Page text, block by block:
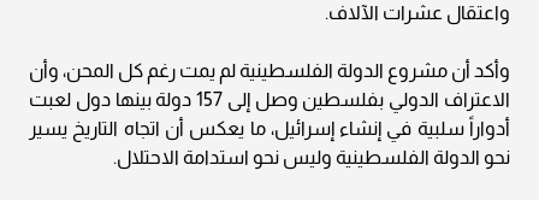
واعتقال عشرات الآلاف.
وأكد أن مشروع الدولة الفلسطينية لم يمت رغم كل المحن، وأن
الاعتراف الدولي بفلسطين وصل إلى 157 دولة بينها دول لعبت
أدواراً سلبية في إنشاء إسرائيل، ما يعكس أن اتجاه التاريخ يسير
نحو الدولة الفلسطينية وليس نحو استدامة الاحتلال.